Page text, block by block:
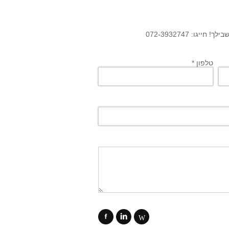
072-3932747
טלפון *
f i W